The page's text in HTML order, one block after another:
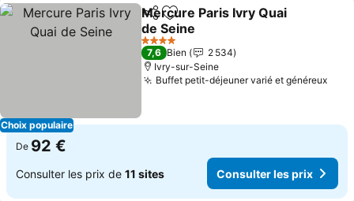
Choix populaire
PartagerAjouter à mes favoris
Mercure Paris Ivry Quai
de Seine
4 Étoiles
7,6 Bien
2 534
Ivry-sur-Seine
Buffet petit-déjeuner varié et généreux
De 92 €
Consulter les prix de 11 sites Consulter les prix